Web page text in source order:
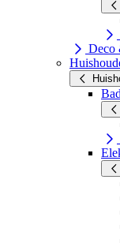
Deco